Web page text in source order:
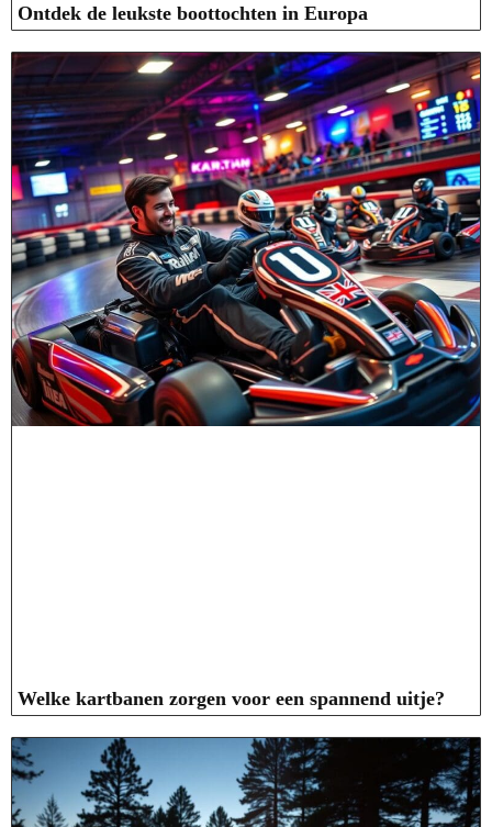
Ontdek de leukste boottochten in Europa
Welke kartbanen zorgen voor een spannend uitje?